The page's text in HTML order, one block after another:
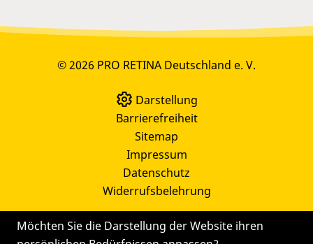
Möchten Sie die Darstellung der Website ihren
© 2026 PRO RETINA Deutschland e. V.
Darstellung
Barrierefreiheit
Sitemap
Impressum
Datenschutz
Widerrufsbelehrung